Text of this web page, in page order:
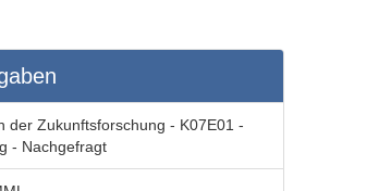
der Zukunftsforschung - K07E01 -
- Nachgefragt